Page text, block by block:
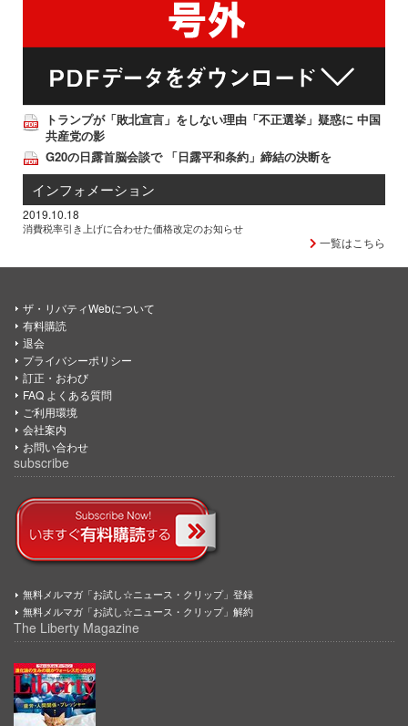
トランプが「敗北宣言」をしない理由「不正選挙」疑惑に 中国
共産党の影
G20の日露首脳会談で 「日露平和条約」締結の決断を
インフォメーション
2019.10.18
消費税率引き上げに合わせた価格改定のお知らせ
一覧はこちら
ザ・リバティWebについて
有料購読
退会
プライバシーポリシー
訂正・おわび
FAQ よくある質問
ご利用環境
会社案内
お問い合わせ
subscribe
無料メルマガ「お試し☆ニュース・クリップ」登録
無料メルマガ「お試し☆ニュース・クリップ」解約
The Liberty Magazine